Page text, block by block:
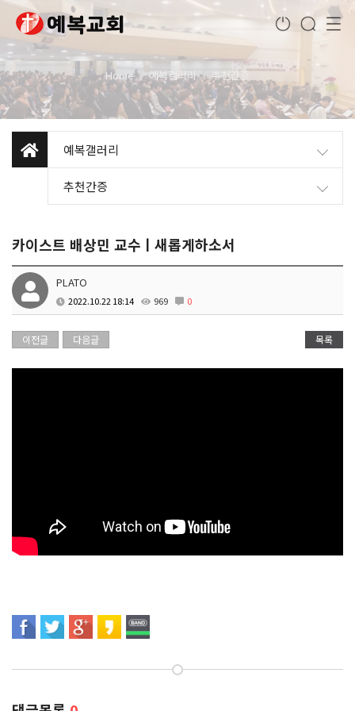
Home 예복갤러리 추천간증
예복갤러리
추천간증
카이스트 배상민 교수ㅣ새롭게하소서
PLATO
2022.10.22 18:14 969 0
이전글 다음글 목록